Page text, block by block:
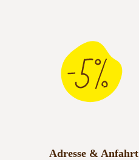
Adresse & Anfahrt